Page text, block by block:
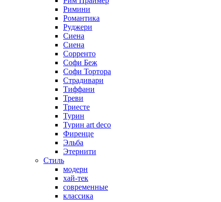
Римини
Романтика
Руджери
Сиена
Сиена
Сорренто
Софи Беж
Софи Тортора
Страдивари
Тиффани
Треви
Триесте
Турин
Турин art deco
Фиренце
Эльба
Этернити
Стиль
модерн
хай-тек
современные
классика